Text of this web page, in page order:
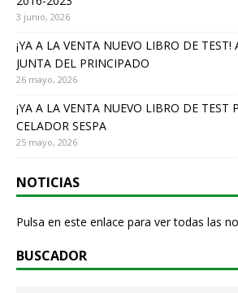
3 junio, 2026
¡YA A LA VENTA NUEVO LIBRO DE
JUNTA DEL PRINCIPADO
26 mayo, 2026
¡YA A LA VENTA NUEVO LIBRO DE TEST
CELADOR SESPA
25 mayo, 2026
NOTICIAS
Pulsa en este enlace para ver todas las
BUSCADOR